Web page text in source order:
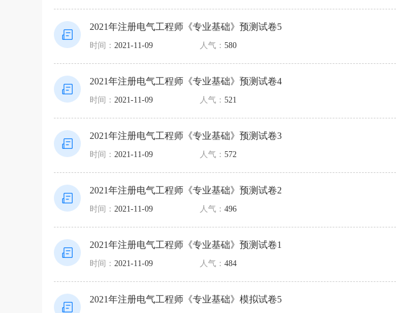
2021年注册电气工程师《专业基础》预测试卷5
时间： 2021-11-09 人气： 580
2021年注册电气工程师《专业基础》预测试卷4
时间： 2021-11-09 人气： 521
2021年注册电气工程师《专业基础》预测试卷3
时间： 2021-11-09 人气： 572
2021年注册电气工程师《专业基础》预测试卷2
时间： 2021-11-09 人气： 496
2021年注册电气工程师《专业基础》预测试卷1
时间： 2021-11-09 人气： 484
2021年注册电气工程师《专业基础》模拟试卷5